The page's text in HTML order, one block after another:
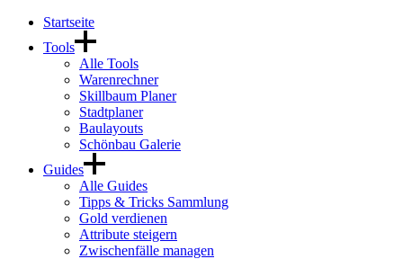
Startseite
Tools
Alle Tools
Warenrechner
Skillbaum Planer
Stadtplaner
Baulayouts
Schönbau Galerie
Guides
Alle Guides
Tipps & Tricks Sammlung
Gold verdienen
Attribute steigern
Zwischenfälle managen